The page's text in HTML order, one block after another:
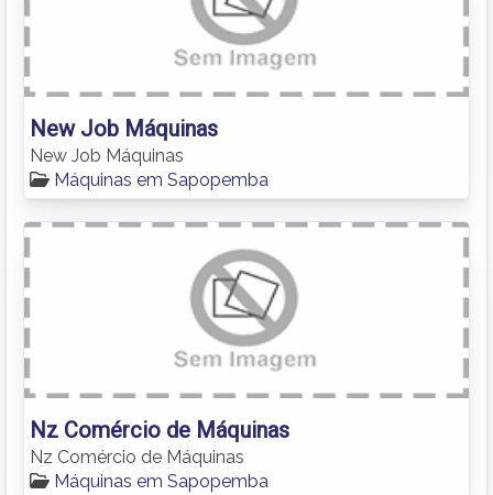
New Job Máquinas
New Job Máquinas
Máquinas em Sapopemba
Nz Comércio de Máquinas
Nz Comércio de Máquinas
Máquinas em Sapopemba